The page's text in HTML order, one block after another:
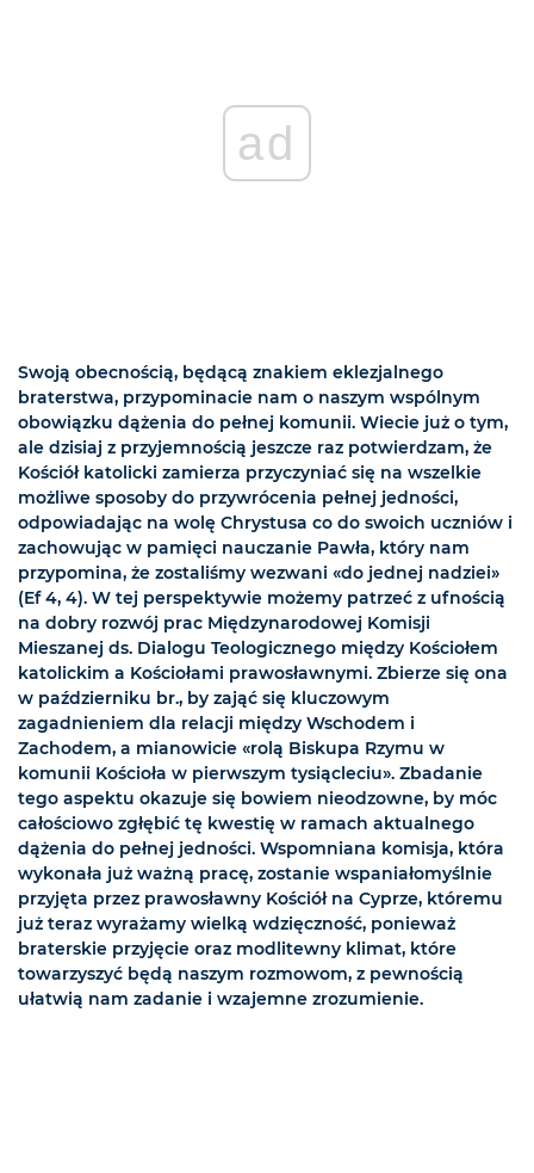
ad
Swoją obecnością, będącą znakiem eklezjalnego
braterstwa, przypominacie nam o naszym wspólnym
obowiązku dążenia do pełnej komunii. Wiecie już o tym,
ale dzisiaj z przyjemnością jeszcze raz potwierdzam, że
Kościół katolicki zamierza przyczyniać się na wszelkie
możliwe sposoby do przywrócenia pełnej jedności,
odpowiadając na wolę Chrystusa co do swoich uczniów i
zachowując w pamięci nauczanie Pawła, który nam
przypomina, że zostaliśmy wezwani «do jednej nadziei»
(Ef 4, 4). W tej perspektywie możemy patrzeć z ufnością
na dobry rozwój prac Międzynarodowej Komisji
Mieszanej ds. Dialogu Teologicznego między Kościołem
katolickim a Kościołami prawosławnymi. Zbierze się ona
w październiku br., by zająć się kluczowym
zagadnieniem dla relacji między Wschodem i
Zachodem, a mianowicie «rolą Biskupa Rzymu w
komunii Kościoła w pierwszym tysiącleciu». Zbadanie
tego aspektu okazuje się bowiem nieodzowne, by móc
całościowo zgłębić tę kwestię w ramach aktualnego
dążenia do pełnej jedności. Wspomniana komisja, która
wykonała już ważną pracę, zostanie wspaniałomyślnie
przyjęta przez prawosławny Kościół na Cyprze, któremu
już teraz wyrażamy wielką wdzięczność, ponieważ
braterskie przyjęcie oraz modlitewny klimat, które
towarzyszyć będą naszym rozmowom, z pewnością
ułatwią nam zadanie i wzajemne zrozumienie.